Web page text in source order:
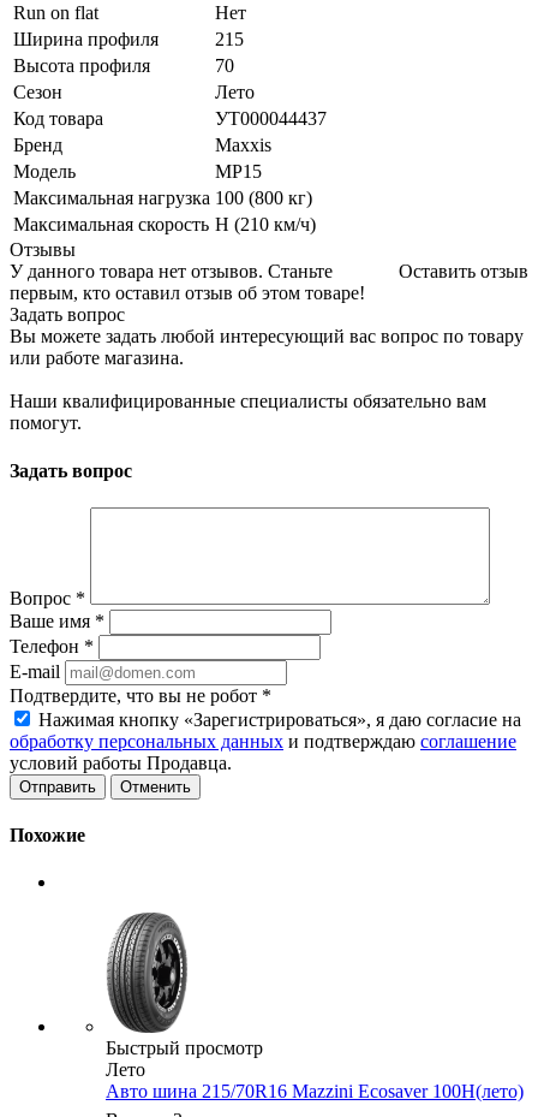
Run on flat
Нет
Ширина профиля
215
Высота профиля
70
Сезон
Лето
Код товара
УТ000044437
Бренд
Maxxis
Модель
MP15
Максимальная нагрузка 100 (800 кг)
Максимальная скорость H (210 км/ч)
Отзывы
Оставить отзыв
У данного товара нет отзывов. Станьте
первым, кто оставил отзыв об этом товаре!
Задать вопрос
Вы можете задать любой интересующий вас вопрос по товару
или работе магазина.
Наши квалифицированные специалисты обязательно вам
помогут.
Задать вопрос
Вопрос *
Ваше имя *
Телефон *
E-mail
Подтвердите, что вы не робот *
Нажимая кнопку «Зарегистрироваться», я даю согласие на
обработку персональных данных и подтверждаю соглашение
условий работы Продавца.
Отменить
Похожие
Быстрый просмотр
Лето
Авто шина 215/70R16 Mazzini Ecosaver 100H(лето)